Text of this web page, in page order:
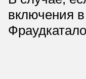
включения